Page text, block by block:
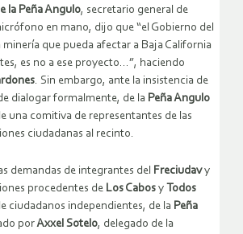
la Peña Angulo, secretario general de
en mano, dijo que “el Gobierno del
minería que pueda afectar a Baja California
es no a ese proyecto…”, haciendo
. Sin embargo, ante la insistencia de
dialogar formalmente, de la Peña Angulo
una comitiva de representantes de las
ciudadanas al recinto.
demandas de integrantes del Freciudavy
procedentes de Los Cabos y Todos
ciudadanos independientes, de la Peña
porAxxel Sotelo, delegado de la